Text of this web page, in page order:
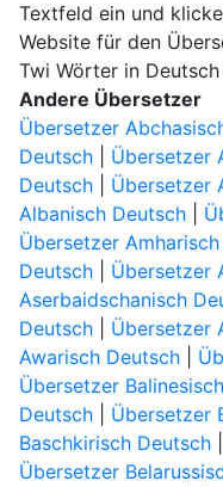
Textfeld ein und
Website für den
Twi Wörter in
Andere Übersetzer
Übersetzer
Deutsch| Übersetzer
Deutsch| Übersetzer
Albanisch Deutsch|
Übersetzer
Deutsch| Übersetzer
Aserbaidschanisch
Deutsch| Übersetzer
Awarisch Deutsch|
Übersetzer
Deutsch| Übersetzer
Baschkirisch Deutsch|
Übersetzer